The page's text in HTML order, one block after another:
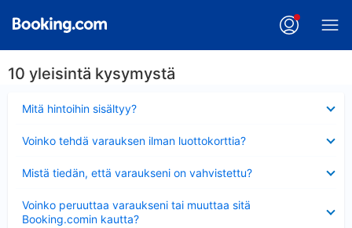
10 yleisintä kysymystä
Mitä hintoihin sisältyy?
Voinko tehdä varauksen ilman luottokorttia?
Mistä tiedän, että varaukseni on vahvistettu?
Voinko peruuttaa varaukseni tai muuttaa sitä
Booking.comin kautta?